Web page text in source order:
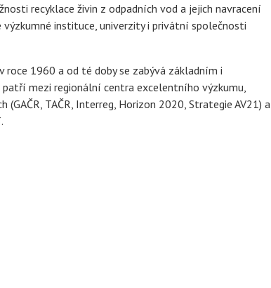
recyklace živin z odpadních vod a jejich navracení
instituce, univerzity i privátní společnosti
roce 1960 a od té doby se zabývá základním i
patří mezi regionální centra excelentního výzkumu,
TAČR, Interreg, Horizon 2020, Strategie AV21) a